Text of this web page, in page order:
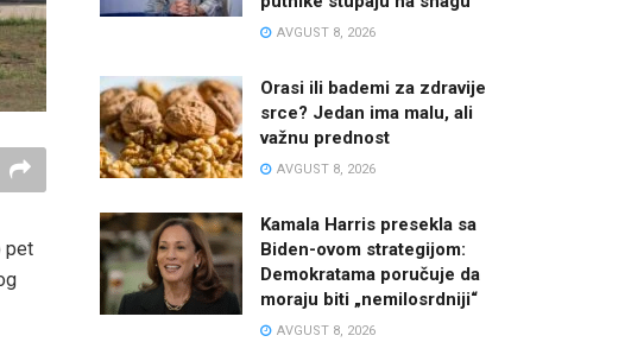
pet
AVGUST 8, 2026
Orasi ili bademi za zdravije
srce? Jedan ima malu, ali
važnu prednost
AVGUST 8, 2026
Kamala Harris presekla sa
Biden-ovom strategijom:
Demokratama poručuje da
moraju biti „nemilosrdniji“
AVGUST 8, 2026